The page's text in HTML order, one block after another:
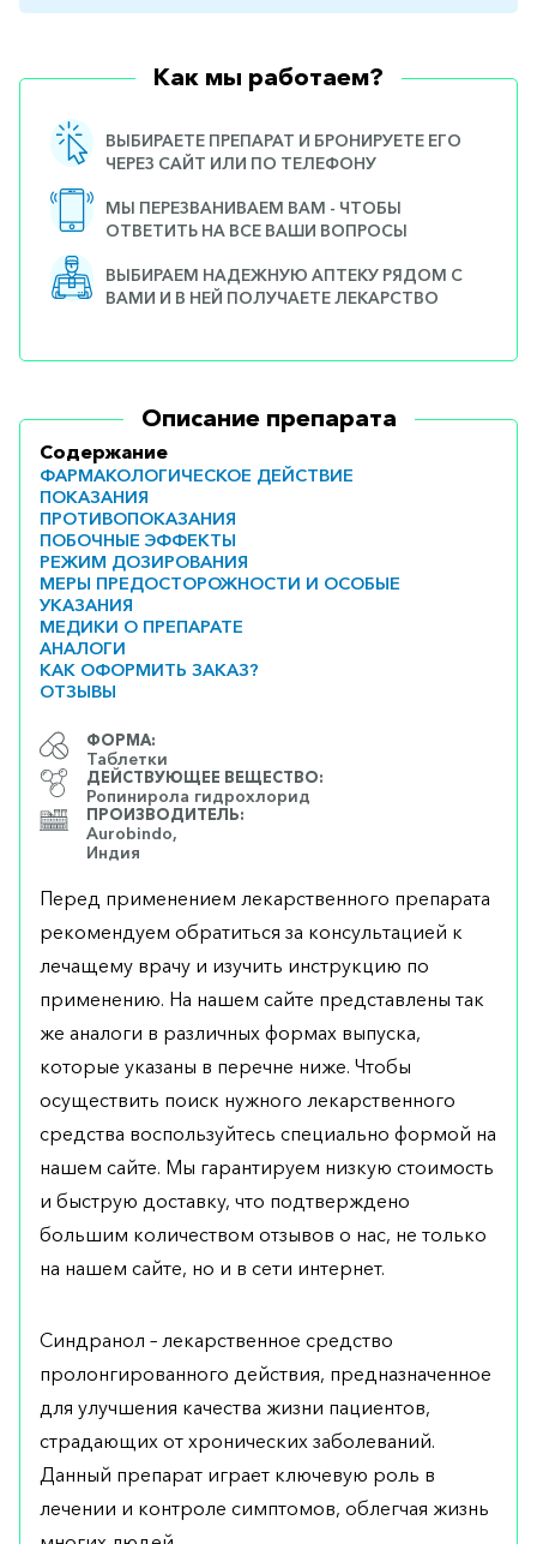
Как мы работаем?
ВЫБИРАЕТЕ ПРЕПАРАТ И БРОНИРУЕТЕ ЕГО
ЧЕРЕЗ САЙТ ИЛИ ПО ТЕЛЕФОНУ
МЫ ПЕРЕЗВАНИВАЕМ ВАМ - ЧТОБЫ
ОТВЕТИТЬ НА ВСЕ ВАШИ ВОПРОСЫ
ВЫБИРАЕМ НАДЕЖНУЮ АПТЕКУ РЯДОМ С
ВАМИ И В НЕЙ ПОЛУЧАЕТЕ ЛЕКАРСТВО
Описание препарата
Содержание
ФАРМАКОЛОГИЧЕСКОЕ ДЕЙСТВИЕ
ПОКАЗАНИЯ
ПРОТИВОПОКАЗАНИЯ
ПОБОЧНЫЕ ЭФФЕКТЫ
РЕЖИМ ДОЗИРОВАНИЯ
МЕРЫ ПРЕДОСТОРОЖНОСТИ И ОСОБЫЕ
УКАЗАНИЯ
МЕДИКИ О ПРЕПАРАТЕ
АНАЛОГИ
КАК ОФОРМИТЬ ЗАКАЗ?
ОТЗЫВЫ
ФОРМА:
Таблетки
ДЕЙСТВУЮЩЕЕ ВЕЩЕСТВО:
Ропинирола гидрохлорид
ПРОИЗВОДИТЕЛЬ:
Aurobindo,
Индия
Перед применением лекарственного препарата
рекомендуем обратиться за консультацией к
лечащему врачу и изучить инструкцию по
применению. На нашем сайте представлены так
же аналоги в различных формах выпуска,
которые указаны в перечне ниже. Чтобы
осуществить поиск нужного лекарственного
средства воспользуйтесь специально формой на
нашем сайте. Мы гарантируем низкую стоимость
и быструю доставку, что подтверждено
большим количеством отзывов о нас, не только
на нашем сайте, но и в сети интернет.
Синдранол – лекарственное средство
пролонгированного действия, предназначенное
для улучшения качества жизни пациентов,
страдающих от хронических заболеваний.
Данный препарат играет ключевую роль в
лечении и контроле симптомов, облегчая жизнь